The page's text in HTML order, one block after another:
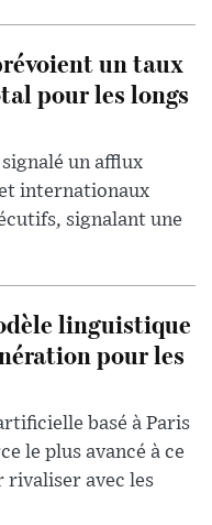
un taux
pour les longs
un afflux
internationaux
signalant une
linguistique
pour les
basé à Paris
le plus avancé à ce
rivaliser avec les